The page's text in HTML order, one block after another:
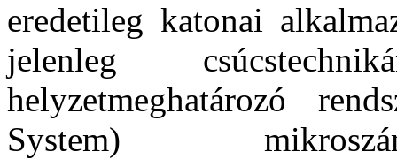
eredetileg katonai
jelenleg
helyzetmeghatározó
System)